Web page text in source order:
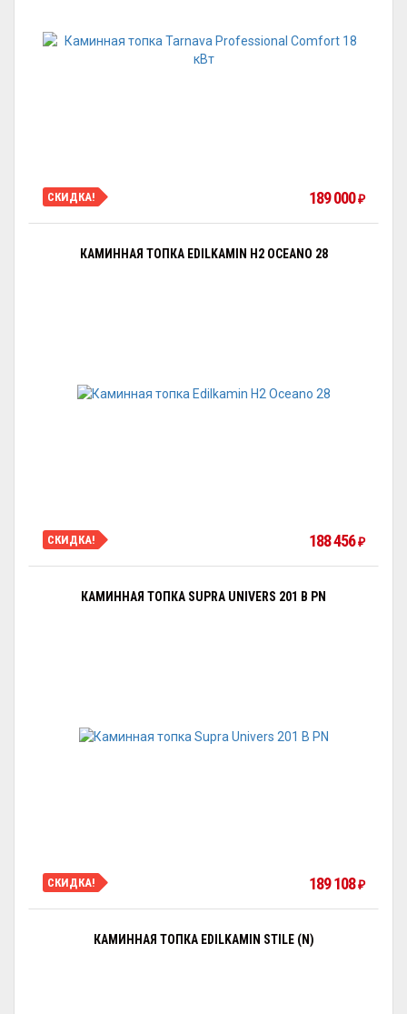
СКИДКА! 189 000₽
КАМИННАЯ ТОПКА EDILKAMIN H2 OCEANO 28
СКИДКА! 188 456₽
КАМИННАЯ ТОПКА SUPRA UNIVERS 201 B PN
СКИДКА! 189 108₽
КАМИННАЯ ТОПКА EDILKAMIN STILE (N)